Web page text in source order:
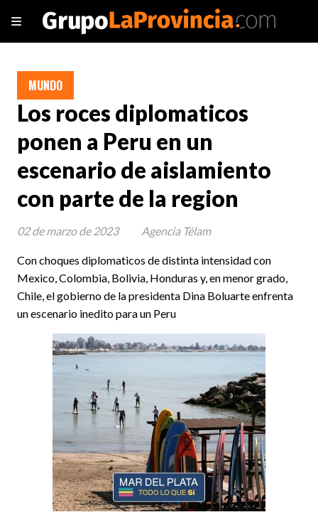
Los roces diplomaticos
ponen a Peru en un
escenario de aislamiento
con parte de la region
Con choques diplomaticos de distinta intensidad con
Mexico, Colombia, Bolivia, Honduras y, en menor grado,
Chile, el gobierno de la presidenta Dina Boluarte enfrenta
un escenario inedito para un Peru
MUNDO
02 de marzo de 2023 Agencia Télam